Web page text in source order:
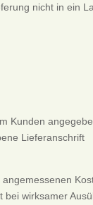
nicht in ein
Kunden
Lieferanschrift
bei wirksamer